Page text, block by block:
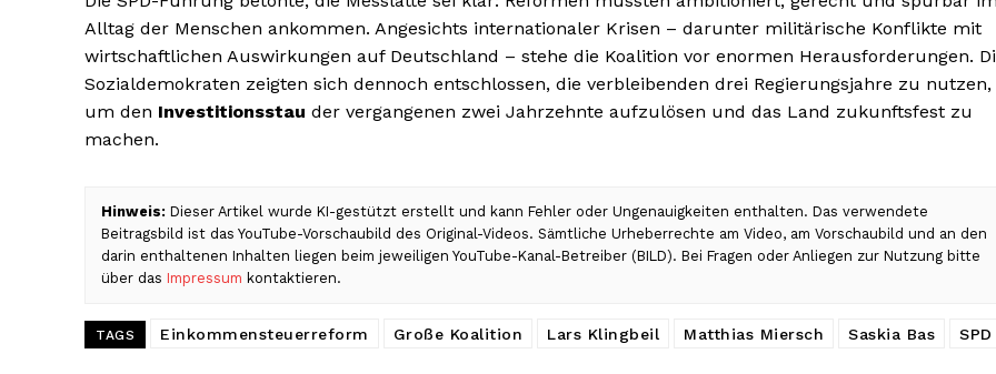
Alltag der Menschen ankommen. Angesichts internationaler Krisen – darunter militärische Konflikte mit
wirtschaftlichen Auswirkungen auf Deutschland – stehe die Koalition vor enormen Herausforderungen.
Sozialdemokraten zeigten sich dennoch entschlossen, die verbleibenden drei Regierungsjahre zu nutzen,
um den Investitionsstau der vergangenen zwei Jahrzehnte aufzulösen und das Land zukunftsfest zu
machen.
Hinweis: Dieser Artikel wurde KI-gestützt erstellt und kann Fehler oder Ungenauigkeiten enthalten. Das verwendete
Beitragsbild ist das YouTube-Vorschaubild des Original-Videos. Sämtliche Urheberrechte am Video, am Vorschaubild und an den
darin enthaltenen Inhalten liegen beim jeweiligen YouTube-Kanal-Betreiber (BILD). Bei Fragen oder Anliegen zur Nutzung bitte
über das Impressum kontaktieren.
TAGS Einkommensteuerreform Große Koalition Lars Klingbeil Matthias Miersch Saskia Bas SPD